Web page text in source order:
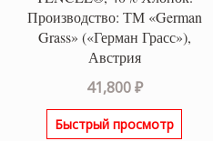
Производство: ТМ «German
Grass» («Герман Грасс»),
Австрия
41,800₽
Быстрый просмотр